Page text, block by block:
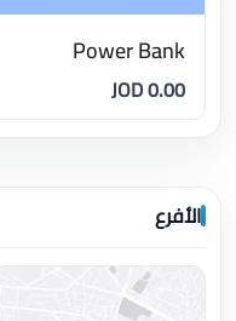
Power Bank
0.00 JOD
الأفرع